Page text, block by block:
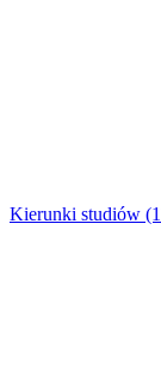
Kierunki studiów